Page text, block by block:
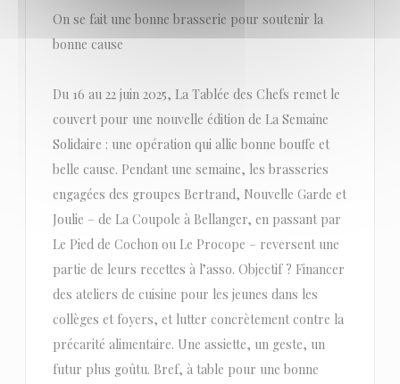
On se fait une bonne brasserie pour soutenir la
bonne cause
Du 16 au 22 juin 2025, La Tablée des Chefs remet le
couvert pour une nouvelle édition de La Semaine
Solidaire : une opération qui allie bonne bouffe et
belle cause. Pendant une semaine, les brasseries
engagées des groupes Bertrand, Nouvelle Garde et
Joulie – de La Coupole à Bellanger, en passant par
Le Pied de Cochon ou Le Procope – reversent une
partie de leurs recettes à l’asso. Objectif ? Financer
des ateliers de cuisine pour les jeunes dans les
collèges et foyers, et lutter concrètement contre la
précarité alimentaire. Une assiette, un geste, un
futur plus goûtu. Bref, à table pour une bonne